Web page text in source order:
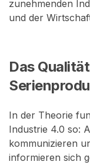
zunehmenden
und der
Das
In der Theorie
Industrie 4.0 so:
kommunizieren
informieren sich